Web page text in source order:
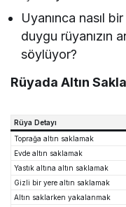
Uyanınca nasıl
duygu rüyanızın
söylüyor?
Rüyada Altın
Rüya Detayı
Toprağa altın saklamak
Evde altın saklamak
Yastık altına altın saklamak
Gizli bir yere altın saklamak
Altın saklarken yakalanmak